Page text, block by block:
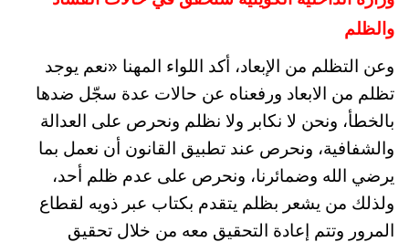
والظلم
وعن التظلم من الإبعاد، أكد اللواء المهنا «نعم يوجد
تظلم من الابعاد ورفعناه عن حالات عدة سجّل ضدها
بالخطأ، ونحن لا نكابر ولا نظلم ونحرص على العدالة
والشفافية، ونحرص عند تطبيق القانون أن نعمل بما
يرضي الله وضمائرنا، ونحرص على عدم ظلم أحد،
ولذلك من يشعر بظلم يتقدم بكتاب عبر ذويه لقطاع
المرور وتتم إعادة التحقيق معه من خلال تحقيق